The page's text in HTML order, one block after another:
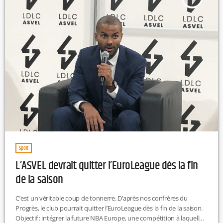
Sport
L’ASVEL devrait quitter l’EuroLeague dès la fin
de la saison
C’est un véritable coup de tonnerre. D’après nos confrères du
Progrès, le club pourrait quitter l’EuroLeague dès la fin de la saison.
Objectif : intégrer la future NBA Europe, une compétition à laquelle